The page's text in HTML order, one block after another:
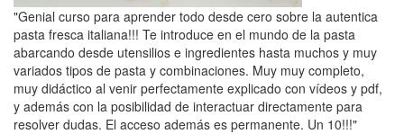
"Genial curso para aprender todo desde cero sobre la autentica
pasta fresca italiana!!! Te introduce en el mundo de la pasta
abarcando desde utensilios e ingredientes hasta muchos y muy
variados tipos de pasta y combinaciones. Muy muy completo,
muy didáctico al venir perfectamente explicado con vídeos y pdf,
y además con la posibilidad de interactuar directamente para
resolver dudas. El acceso además es permanente. Un 10!!!"